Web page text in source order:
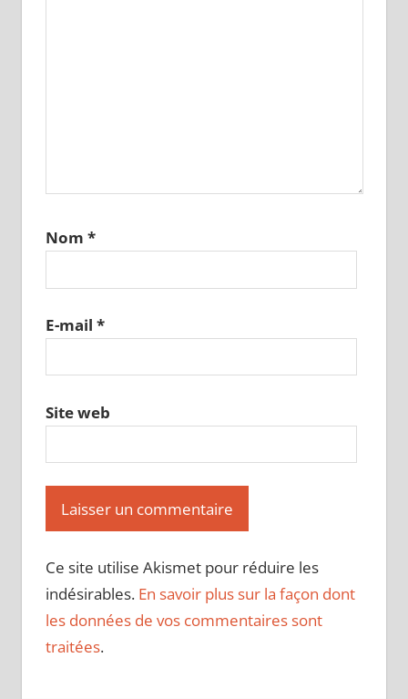
Nom *
E-mail *
Site web
Ce site utilise Akismet pour réduire les
indésirables. En savoir plus sur la façon dont
les données de vos commentaires sont
traitées.